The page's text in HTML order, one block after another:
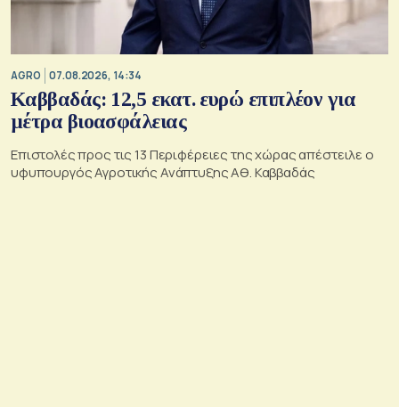
AGRO 07.08.2026, 14:34
Καββαδάς: 12,5 εκατ. ευρώ επιπλέον για
μέτρα βιοασφάλειας
Επιστολές προς τις 13 Περιφέρειες της χώρας απέστειλε ο
υφυπουργός Αγροτικής Ανάπτυξης Αθ. Καββαδάς